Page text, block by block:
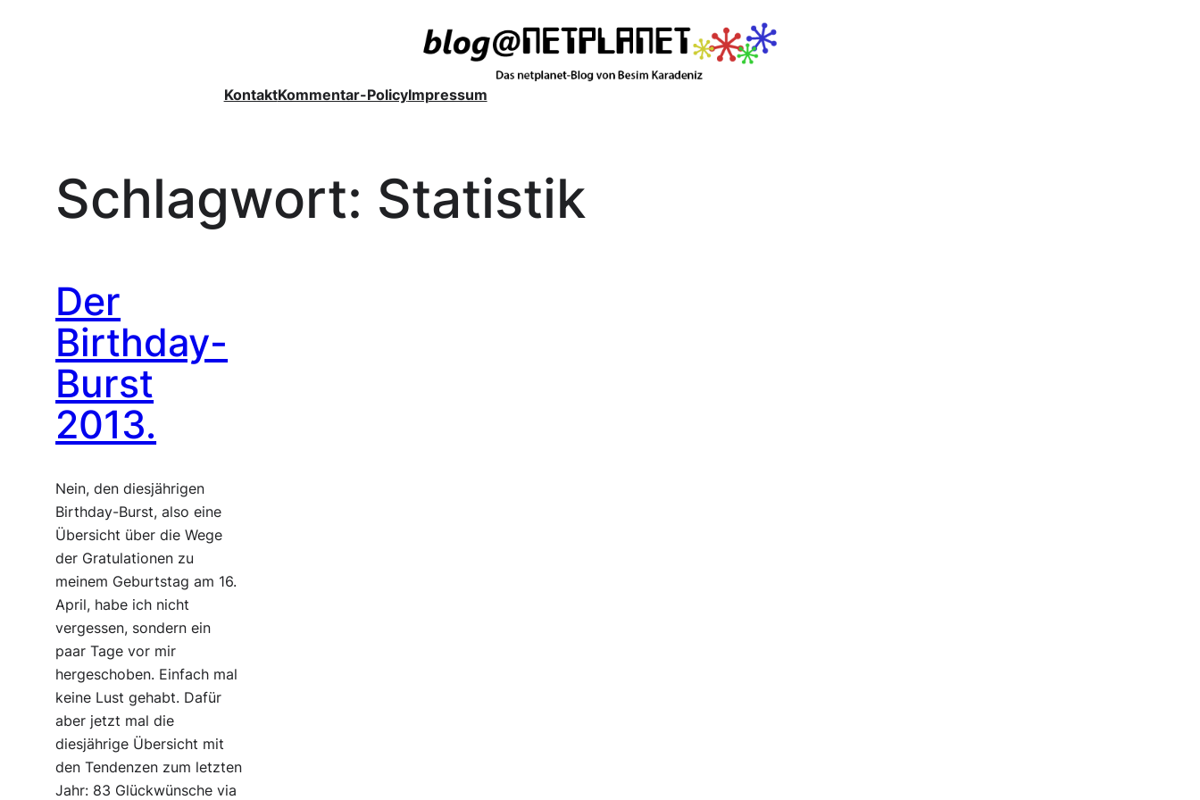
KontaktKommentar-PolicyImpressum
Schlagwort: Statistik
Der
Birthday-
Burst
2013.
Nein, den diesjährigen
Birthday-Burst, also eine
Übersicht über die Wege
der Gratulationen zu
meinem Geburtstag am 16.
April, habe ich nicht
vergessen, sondern ein
paar Tage vor mir
hergeschoben. Einfach mal
keine Lust gehabt. Dafür
aber jetzt mal die
diesjährige Übersicht mit
den Tendenzen zum letzten
Jahr: 83 Glückwünsche via